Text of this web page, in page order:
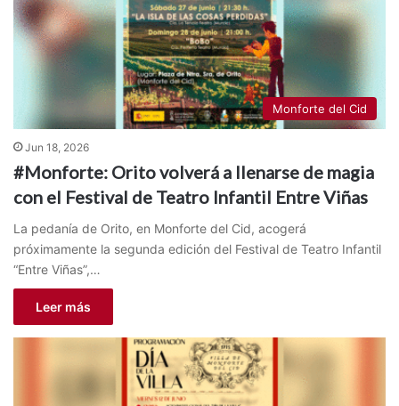
Monforte del Cid
Jun 18, 2026
#Monforte: Orito volverá a llenarse de magia
con el Festival de Teatro Infantil Entre Viñas
La pedanía de Orito, en Monforte del Cid, acogerá
próximamente la segunda edición del Festival de Teatro Infantil
“Entre Viñas”,…
Leer más